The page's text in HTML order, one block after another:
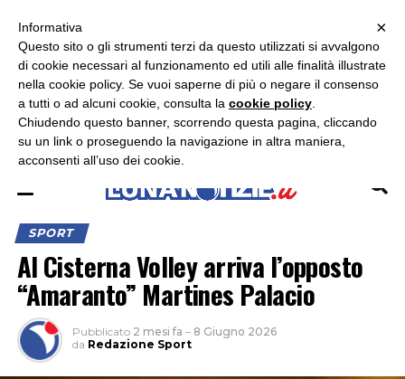
ASCOLTA RADIO LUNA
SPORT
Al Cisterna Volley arriva l’opposto
“Amaranto” Martines Palacio
Pubblicato 2 mesi fa – 8 Giugno 2026
da Redazione Sport
×
×
Informativa
Questo sito o gli strumenti terzi da questo utilizzati si avvalgono
di cookie necessari al funzionamento ed utili alle finalità illustrate
nella cookie policy. Se vuoi saperne di più o negare il consenso
a tutti o ad alcuni cookie, consulta la cookie policy
Chiudendo questo banner, scorrendo questa pagina, cliccando
su un link o proseguendo la navigazione in altra maniera,
acconsenti all’uso dei cookie.